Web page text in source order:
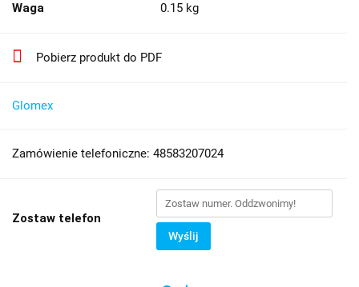
Waga 0.15 kg
Pobierz produkt do PDF
Glomex
Zamówienie telefoniczne: 48583207024
Zostaw telefon
Wyślij